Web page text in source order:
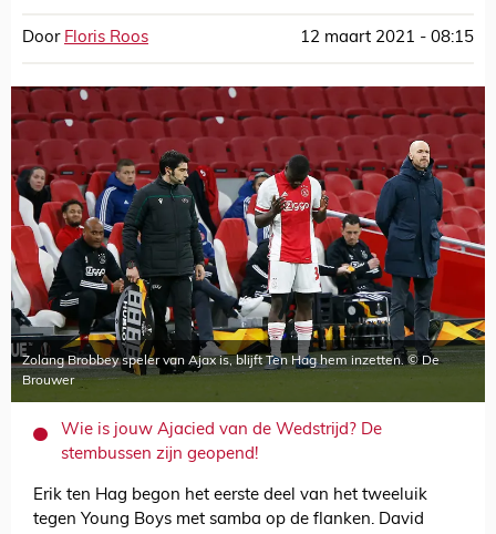
Door Floris Roos 12 maart 2021 - 08:15
Zolang Brobbey speler van Ajax is, blijft Ten Hag hem inzetten. © De
Brouwer
Wie is jouw Ajacied van de Wedstrijd? De
stembussen zijn geopend!
Erik ten Hag begon het eerste deel van het tweeluik
tegen Young Boys met samba op de flanken. David